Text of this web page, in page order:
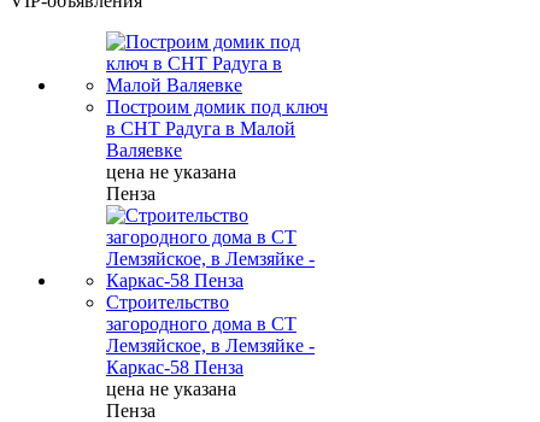
Построим домик под ключ
в СНТ Радуга в Малой
Валяевке
цена не указана
Пенза
Строительство
загородного дома в СТ
Лемзяйское, в Лемзяйке -
Каркас-58 Пенза
цена не указана
Пенза